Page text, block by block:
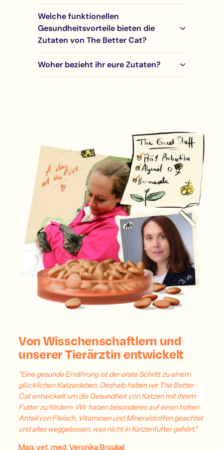
Welche funktionellen
Gesundheitsvorteile bieten die
Zutaten von The Better Cat?
Woher bezieht ihr eure Zutaten?
Von Wisschenschaftlern und
unserer Tierärztin entwickelt
"Eine gesunde Ernährung ist der erste Schritt zu einem
glücklichen Katzenleben. Deshalb haben wir The Better
Cat entwickelt um die Gesundheit von Katzen mit ihrem
Futter zu fördern. Wir haben besonderes auf einen hohen
Anteil von Fleisch, Vitaminen und Mineralstoffen geachtet
und alles weggelassen, was nicht in Katzenfutter gehört."
Mag. vet. med. Veronika Broukal